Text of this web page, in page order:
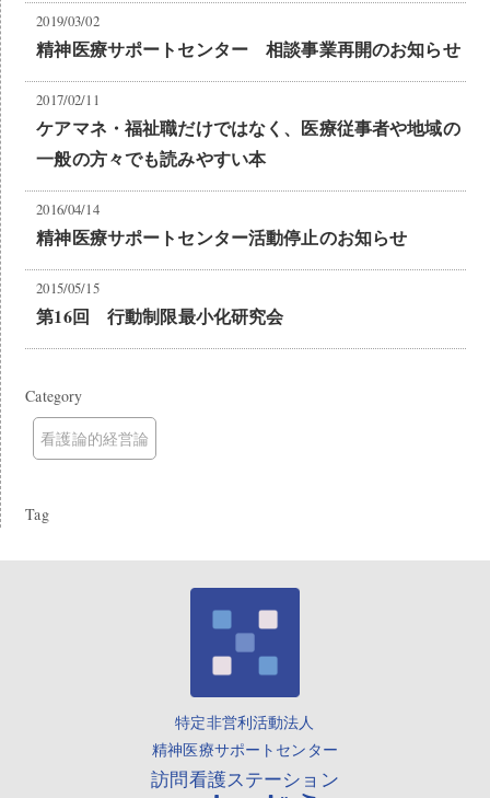
2019/03/02
精神医療サポートセンター 相談事業再開のお知らせ
2017/02/11
ケアマネ・福祉職だけではなく、医療従事者や地域の
一般の方々でも読みやすい本
2016/04/14
精神医療サポートセンター活動停止のお知らせ
2015/05/15
第16回 行動制限最小化研究会
Category
看護論的経営論
Tag
特定非営利活動法人
精神医療サポートセンター
訪問看護ステーション